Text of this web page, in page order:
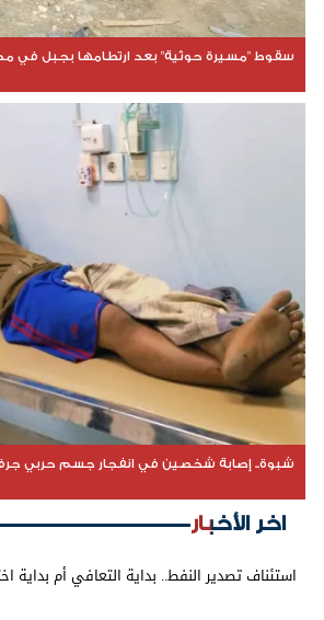
سقوط "مسيرة حوثية" بعد ارتطامها بجبل في
شبوة.. إصابة شخصين في انفجار جسم حربي
اخر الأخبار
استئناف تصدير النفط.. بداية التعافي أم بداية